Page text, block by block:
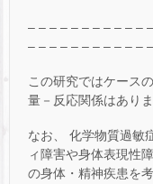
– – – – – – – – – – –
– – – – – – – – – – –
この研究ではケース
量－反応関係はあり
なお、 化学物質過敏
ィ障害や身体表現性
の身体・精神疾患を